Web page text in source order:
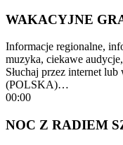
WAKACYJNE
Informacje regionalne,
muzyka, ciekawe
Słuchaj przez internet
(POLSKA)…
00:00
NOC Z RADIEM